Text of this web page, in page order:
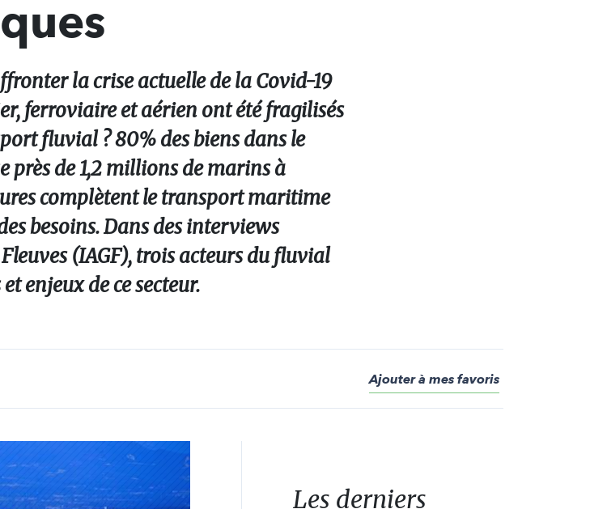
la crise actuelle de la Covid-19
ferroviaire et aérien ont été fragilisés
fluvial ? 80% des biens dans le
près de 1,2 millions de marins à
complètent le transport maritime
besoins. Dans des interviews
(IAGF), trois acteurs du fluvial
enjeux de ce secteur.
Ajouter à mes favoris
Les derniers